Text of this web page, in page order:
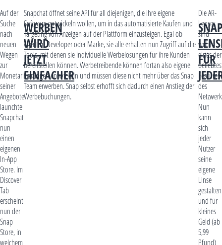
Auf der
Suche
nach
neuen
Wegen
zur
Monetarisierung
seiner
Angebote
launchte
Snapchat
nun
einen
eigenen
In-App
Store. Im
Discover
Tab
erscheint
nun der
Snap
Store, in
welchem
WERBEN
WIRD
JETZT
EINFACHER
Snapchat öffnet seine API für all diejenigen, die ihre eigene
Software entwickeln wollen, um in das automatisierte Kaufen und
Targeting von Anzeigen auf der Plattform einzusteigen. Egal ob
Agentur, Developer oder Marke, sie alle erhalten nun Zugriff auf die
Tools, mit denen sie individuelle Werbelösungen für ihre Kunden
bereitstellen können. Werbetreibende können fortan also eigene
Lösungen entwickeln und müssen diese nicht mehr über das Snap
Team erwerben. Snap selbst erhofft sich dadurch einen Anstieg der
Werbebuchungen.
FÜR
Die AR-
Lenses
sind
wohl
eines der
Features
des
Nun
kann
sich
jeder
Nutzer
seine
eigene
Linse
gestalten
und für
kleines
Geld (ab
5,99
Pfund)